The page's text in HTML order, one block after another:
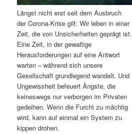
n
h
a
l
t
s
n
I
n
h
a
l
Längst nicht erst seit dem Ausbruch
der Corona-Krise gilt: Wir leben in einer
Zeit, die von Unsicherheiten geprägt ist.
Eine Zeit, in der gewaltige
Herausforderungen auf eine Antwort
warten – während sich unsere
Gesellschaft grundlegend wandelt. Und
Ungewissheit befeuert Ängste, die
keineswegs nur verborgen im Privaten
gedeihen. Wenn die Furcht zu mächtig
wird, kann auf einmal ein System zu
kippen drohen.